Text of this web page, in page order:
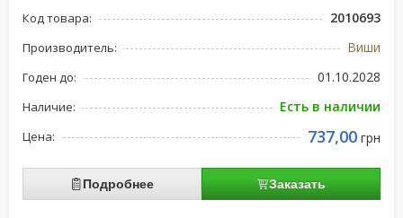
Код товара: 2010693
Производитель: Виши
Годен до: 01.10.2028
Наличие: Есть в наличии
Цена: 737,00 грн
Подробнее Заказать